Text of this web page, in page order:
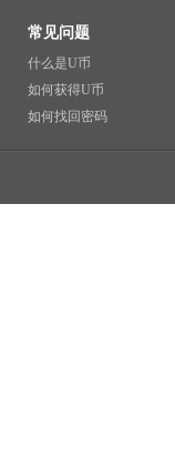
常见问题
什么是U币
如何获得U币
如何找回密码